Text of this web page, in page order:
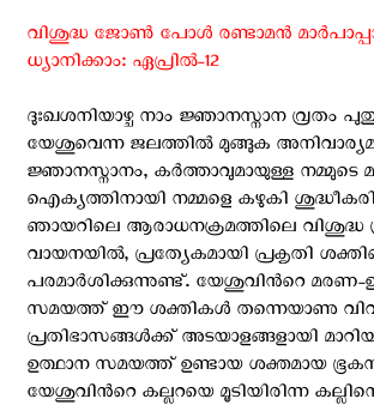
വിശുദ്ധ ജോൺ പോള്‍ രണ്ടാമൻ
ധ്യാനിക്കാം: ഏപ്രില്‍-12
ദുഃഖശനിയാഴ്ച നാം ജ്ഞാനസ്നാന വ്രതം
യേശുവെന്ന ജലത്തിൽ മുങ്ങുക
ജ്ഞാനസ്നാനം, കർത്താവുമായുള്ള നമ്മുടെ
ഐക്യത്തിനായി നമ്മളെ കഴുകി
ഞായറിലെ ആരാധനക്രമത്തിലെ വിശുദ്ധ
വായനയില്‍, പ്രത്യേകമായി പ്രകൃതി
പരമാര്‍ശിക്കുന്നുണ്ട്. യേശുവിന്‍റെ മരണ-
സമയത്ത് ഈ ശക്തികൾ തന്നെയാണു
പ്രതിഭാസങ്ങള്‍ക്ക് അടയാളങ്ങളായി
ഉത്ഥാന സമയത്ത് ഉണ്ടായ ശക്തമായ
യേശുവിന്‍റെ കല്ലറയെ മൂടിയിരിന്ന കല്ലിനെ